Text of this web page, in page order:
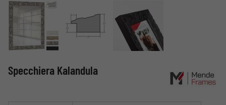
Specchiera Kalandula